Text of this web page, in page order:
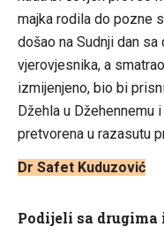
majka rodila do pozne
došao na Sudnji dan
vjerovjesnika, a
izmijenjeno, bio bi
Džehla u Džehennemu
pretvorena u razasutu
Dr Safet Kuduzović
Podijeli sa drugima